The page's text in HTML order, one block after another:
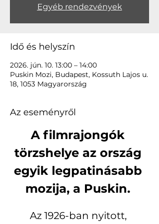
Egyéb rendezvények
Idő és helyszín
2026. jún. 10. 13:00 – 14:00
Puskin Mozi, Budapest, Kossuth Lajos u.
18, 1053 Magyarország
Az eseményről
A filmrajongók
törzshelye az ország
egyik legpatinásabb
mozija, a Puskin.
Az 1926-ban nyitott,